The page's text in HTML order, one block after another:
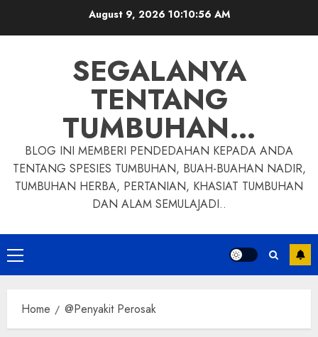
August 9, 2026 10:10:58 AM
SEGALANYA
TENTANG
TUMBUHAN…
BLOG INI MEMBERI PENDEDAHAN KEPADA ANDA
TENTANG SPESIES TUMBUHAN, BUAH-BUAHAN NADIR,
TUMBUHAN HERBA, PERTANIAN, KHASIAT TUMBUHAN
DAN ALAM SEMULAJADI..
Primary
Menu
Home @Penyakit Perosak